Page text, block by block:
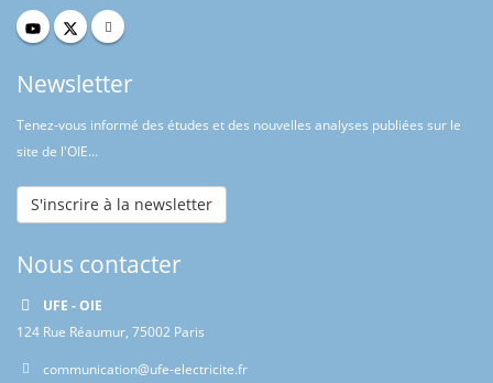
Newsletter
Tenez-vous informé des études et des nouvelles analyses publiées sur le
site de l'OIE...
S'inscrire à la newsletter
Nous contacter
UFE - OIE
124 Rue Réaumur, 75002 Paris
communication@ufe-electricite.fr